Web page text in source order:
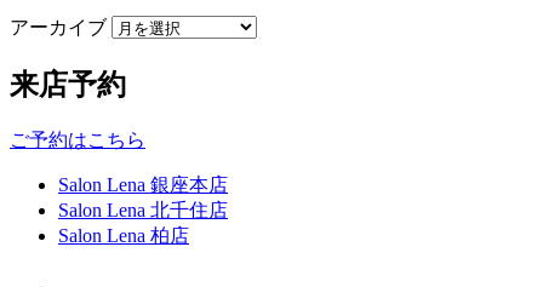
アーカイブ
来店予約
ご予約はこちら
Salon Lena 銀座本店
Salon Lena 北千住店
Salon Lena 柏店